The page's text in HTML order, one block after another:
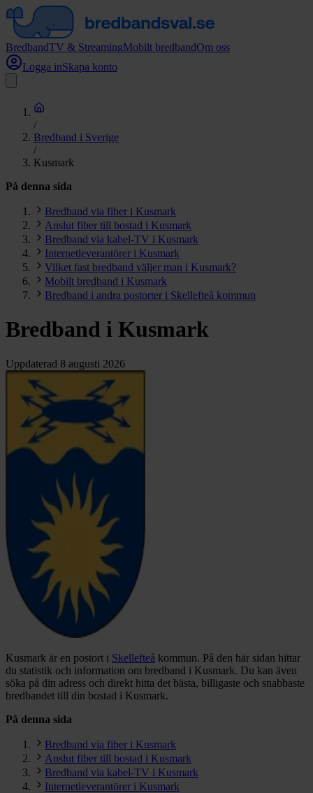
BredbandTV & StreamingMobilt bredbandOm oss
Logga inSkapa konto
/
Bredband i Sverige
/
Kusmark
På denna sida
Bredband via fiber i Kusmark
Anslut fiber till bostad i Kusmark
Bredband via kabel-TV i Kusmark
Internetleverantörer i Kusmark
Vilket fast bredband väljer man i Kusmark?
Mobilt bredband i Kusmark
Bredband i andra postorter i Skellefteå kommun
Bredband i Kusmark
Uppdaterad 8 augusti 2026
Kusmark är en postort i Skellefteå kommun. På den här sidan hittar
du statistik och information om bredband i Kusmark. Du kan även
söka på din adress och direkt hitta det bästa, billigaste och snabbaste
bredbandet till din bostad i Kusmark.
På denna sida
Bredband via fiber i Kusmark
Anslut fiber till bostad i Kusmark
Bredband via kabel-TV i Kusmark
Internetleverantörer i Kusmark